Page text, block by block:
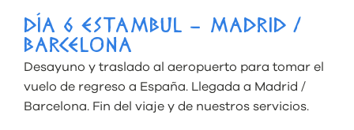
DÍA 6 ESTAMBUL – MADRID /
BARCELONA
Desayuno y traslado al aeropuerto para tomar el
vuelo de regreso a España. Llegada a Madrid /
Barcelona. Fin del viaje y de nuestros servicios.